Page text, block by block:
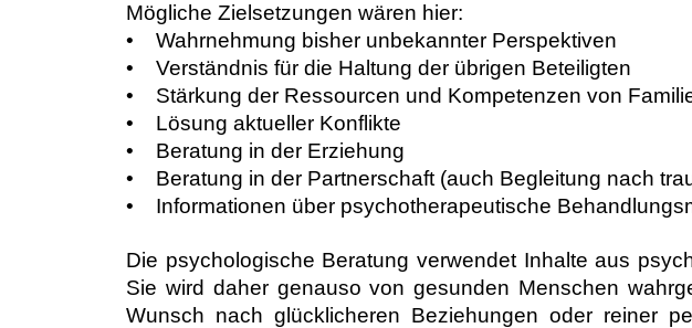
Mögliche Zielsetzungen wären hier:
• Wahrnehmung bisher unbekannter Perspektiven
• Verständnis für die Haltung der übrigen Beteiligten
• Stärkung der Ressourcen und Kompetenzen von
• Lösung aktueller Konflikte
• Beratung in der Erziehung
• Beratung in der Partnerschaft (auch Begleitung nach
• Informationen über psychotherapeutische
Die psychologische Beratung verwendet Inhalte aus
Sie wird daher genauso von gesunden Menschen
Wunsch nach glücklicheren Beziehungen oder reiner